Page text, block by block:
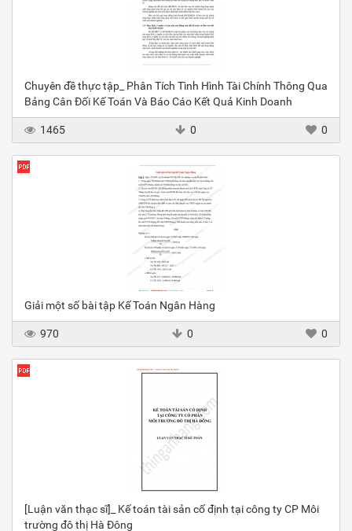
Chuyên đề thực tập_ Phân Tích Tình Hình Tài Chính Thông Qua
Bảng Cân Đối Kế Toán Và Báo Cáo Kết Quả Kinh Doanh
1465 0 0
Giải một số bài tập Kế Toán Ngân Hàng
970 0 0
[Luận văn thạc sĩ]_ Kế toán tài sản cố định tại công ty CP Môi
trường đô thị Hà Đông